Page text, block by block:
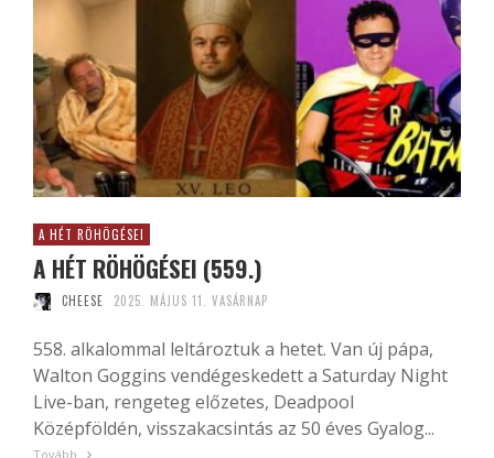
A HÉT RÖHÖGÉSEI
A HÉT RÖHÖGÉSEI (559.)
CHEESE 2025. MÁJUS 11. VASÁRNAP
558. alkalommal leltároztuk a hetet. Van új pápa,
Walton Goggins vendégeskedett a Saturday Night
Live-ban, rengeteg előzetes, Deadpool
Középföldén, visszakacsintás az 50 éves Gyalog...
Tovább